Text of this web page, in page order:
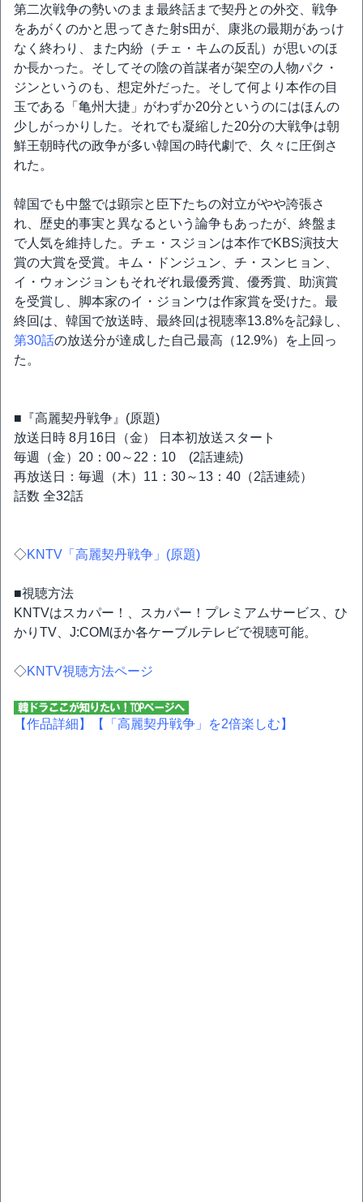
第二次戦争の勢いのまま最終話まで契丹との外交、戦争
をあがくのかと思ってきた射s田が、康兆の最期があっけ
なく終わり、また内紛（チェ・キムの反乱）が思いのほ
か長かった。そしてその陰の首謀者が架空の人物パク・
ジンというのも、想定外だった。そして何より本作の目
玉である「亀州大捷」がわずか20分というのにはほんの
少しがっかりした。それでも凝縮した20分の大戦争は朝
鮮王朝時代の政争が多い韓国の時代劇で、久々に圧倒さ
れた。
韓国でも中盤では顕宗と臣下たちの対立がやや誇張さ
れ、歴史的事実と異なるという論争もあったが、終盤ま
で人気を維持した。チェ・スジョンは本作でKBS演技大
賞の大賞を受賞。キム・ドンジュン、チ・スンヒョン、
イ・ウォンジョンもそれぞれ最優秀賞、優秀賞、助演賞
を受賞し、脚本家のイ・ジョンウは作家賞を受けた。最
終回は、韓国で放送時、最終回は視聴率13.8%を記録し、
第30話の放送分が達成した自己最高（12.9%）を上回っ
た。
■『高麗契丹戦争』(原題)
放送日時 8月16日（金） 日本初放送スタート
毎週（金）20：00～22：10 (2話連続)
再放送日：毎週（木）11：30～13：40（2話連続）
話数 全32話
◇KNTV「高麗契丹戦争」(原題)
■視聴方法
KNTVはスカパー！、スカパー！プレミアムサービス、ひ
かりTV、J:COMほか各ケーブルテレビで視聴可能。
◇KNTV視聴方法ページ
【作品詳細】 【「高麗契丹戦争」を2倍楽しむ】